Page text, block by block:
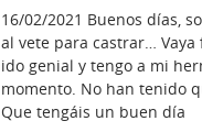
16/02/2021 Buenos días,
al vete para castrar…
ido genial y tengo a mi
momento. No han tenido
Que tengáis un buen día